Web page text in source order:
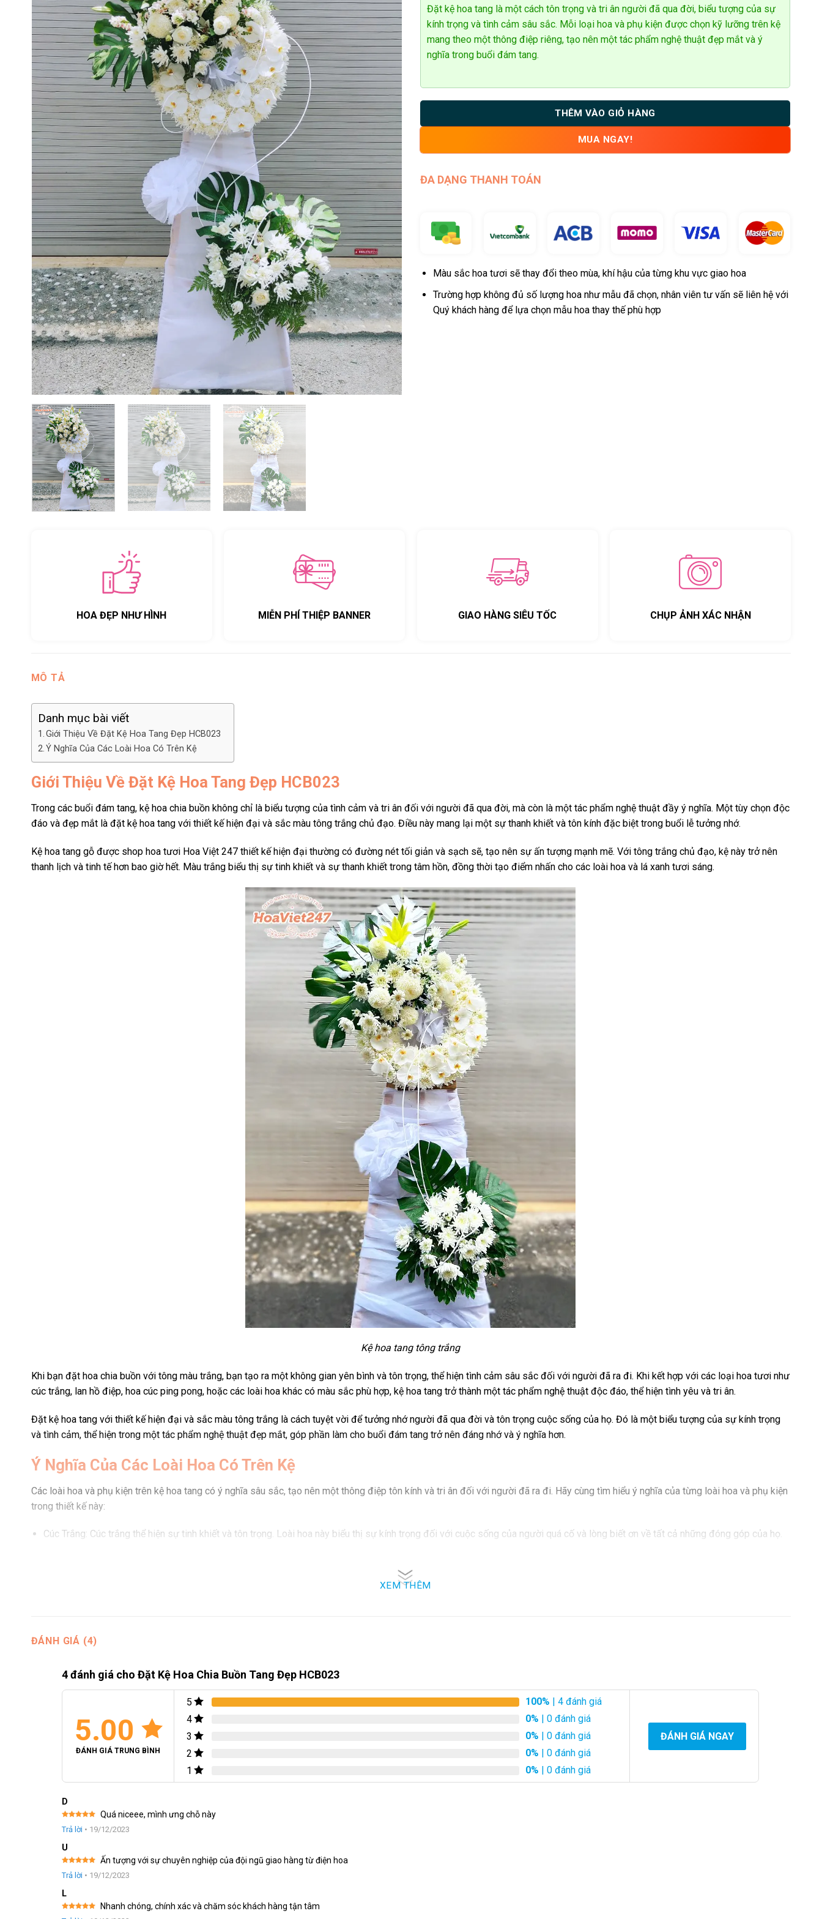
Đặt kệ hoa tang là một cách tôn trọng và tri ân người đã qua đời, biểu tượng của sự
kính trọng và tình cảm sâu sắc. Mỗi loại hoa và phụ kiện được chọn kỹ lưỡng trên kệ
mang theo một thông điệp riêng, tạo nên một tác phẩm nghệ thuật đẹp mắt và ý
nghĩa trong buổi đám tang.
THÊM VÀO GIỎ HÀNG
MUA NGAY!
ĐA DẠNG THANH TOÁN
Màu sắc hoa tươi sẽ thay đổi theo mùa, khí hậu của từng khu vực giao hoa
Trường hợp không đủ số lượng hoa như mẫu đã chọn, nhân viên tư vấn sẽ liên hệ với
Quý khách hàng để lựa chọn mẫu hoa thay thế phù hợp
HOA ĐẸP NHƯ HÌNH MIỄN PHÍ THIỆP BANNER GIAO HÀNG SIÊU TỐC CHỤP ẢNH XÁC NHẬN
MÔ TẢ
Danh mục bài viết
Giới Thiệu Về Đặt Kệ Hoa Tang Đẹp HCB023
Ý Nghĩa Của Các Loài Hoa Có Trên Kệ
Giới Thiệu Về Đặt Kệ Hoa Tang Đẹp HCB023
Trong các buổi đám tang, kệ hoa chia buồn không chỉ là biểu tượng của tình cảm và tri ân đối với người đã qua đời, mà còn là một tác phẩm nghệ thuật đầy ý nghĩa. Một tùy chọn độc
đáo và đẹp mắt là đặt kệ hoa tang với thiết kế hiện đại và sắc màu tông trắng chủ đạo. Điều này mang lại một sự thanh khiết và tôn kính đặc biệt trong buổi lễ tưởng nhớ.
Kệ hoa tang gỗ được shop hoa tươi Hoa Việt 247 thiết kế hiện đại thường có đường nét tối giản và sạch sẽ, tạo nên sự ấn tượng mạnh mẽ. Với tông trắng chủ đạo, kệ này trở nên
thanh lịch và tinh tế hơn bao giờ hết. Màu trắng biểu thị sự tinh khiết và sự thanh khiết trong tâm hồn, đồng thời tạo điểm nhấn cho các loài hoa và lá xanh tươi sáng.
Kệ hoa tang tông trắng
Khi bạn đặt hoa chia buồn với tông màu trắng, bạn tạo ra một không gian yên bình và tôn trọng, thể hiện tình cảm sâu sắc đối với người đã ra đi. Khi kết hợp với các loại hoa tươi như
cúc trắng, lan hồ điệp, hoa cúc ping pong, hoặc các loài hoa khác có màu sắc phù hợp, kệ hoa tang trở thành một tác phẩm nghệ thuật độc đáo, thể hiện tình yêu và tri ân.
Đặt kệ hoa tang với thiết kế hiện đại và sắc màu tông trắng là cách tuyệt vời để tưởng nhớ người đã qua đời và tôn trọng cuộc sống của họ. Đó là một biểu tượng của sự kính trọng
và tình cảm, thể hiện trong một tác phẩm nghệ thuật đẹp mắt, góp phần làm cho buổi đám tang trở nên đáng nhớ và ý nghĩa hơn.
Ý Nghĩa Của Các Loài Hoa Có Trên Kệ
Các loài hoa và phụ kiện trên kệ hoa tang có ý nghĩa sâu sắc, tạo nên một thông điệp tôn kính và tri ân đối với người đã ra đi. Hãy cùng tìm hiểu ý nghĩa của từng loài hoa và phụ kiện
trong thiết kế này:
Cúc Trắng: Cúc trắng thể hiện sự tinh khiết và tôn trọng. Loài hoa này biểu thị sự kính trọng đối với cuộc sống của người quá cố và lòng biết ơn về tất cả những đóng góp của họ.
Lan Hồ Điệp Trắng: Lan hồ điệp trắng, với vẻ đẹp kiêu sa và sang trọng, biểu thị tình yêu và sự tri ân sâu sắc đối với người quá cố. Loài hoa này nói lên sự đau buồn và tình cảm
chết và ý nghĩa của sự hy vọng.
Tổng cộng, những loài hoa và phụ kiện này trên kệ hoa tang tạo nên một thông điệp chung của tôn kính, tình cảm và tri ân đối với người đã ra đi. Chúng thể hiện sự kính trọng và lòng
biết ơn đối với cuộc sống của họ và mang thông điệp về tình thân, tình yêu, và hy vọng trong buổi đám tang.
XEM THÊM
ĐÁNH GIÁ (4)
4 đánh giá cho Đặt Kệ Hoa Chia Buồn Tang Đẹp HCB023
5.00
ĐÁNH GIÁ TRUNG BÌNH
5 100% | 4 đánh giá
4
0% | 0 đánh giá
3
0% | 0 đánh giá
2
0% | 0 đánh giá
1
0% | 0 đánh giá
ĐÁNH GIÁ NGAY
D
Được xếp
hạng5 5
Quá niceee, mình ưng chỗ này
Trả lời • 19/12/2023
U
Được xếp
hạng5 5
Ấn tượng với sự chuyên nghiệp của đội ngũ giao hàng từ điện hoa
Trả lời • 19/12/2023
L
Được xếp
Nhanh chóng, chính xác và chăm sóc khách hàng tận tâm